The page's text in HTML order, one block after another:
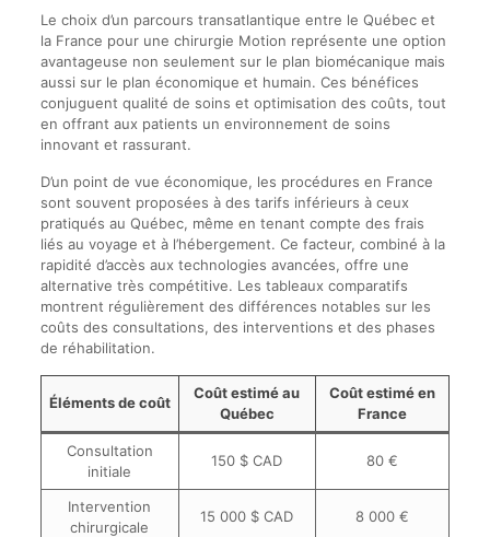
Le choix d’un parcours transatlantique entre le Québec et
la France pour une chirurgie Motion représente une option
avantageuse non seulement sur le plan biomécanique mais
aussi sur le plan économique et humain. Ces bénéfices
conjuguent qualité de soins et optimisation des coûts, tout
en offrant aux patients un environnement de soins
innovant et rassurant.
D’un point de vue économique, les procédures en France
sont souvent proposées à des tarifs inférieurs à ceux
pratiqués au Québec, même en tenant compte des frais
liés au voyage et à l’hébergement. Ce facteur, combiné à la
rapidité d’accès aux technologies avancées, offre une
alternative très compétitive. Les tableaux comparatifs
montrent régulièrement des différences notables sur les
coûts des consultations, des interventions et des phases
de réhabilitation.
Éléments de coût
Coût estimé au
Québec
Coût estimé en
France
Consultation
initiale
150 $ CAD 80 €
Intervention
chirurgicale
15 000 $ CAD 8 000 €